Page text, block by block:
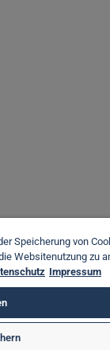
Speicherung von
Websitenutzung zu
Impressum